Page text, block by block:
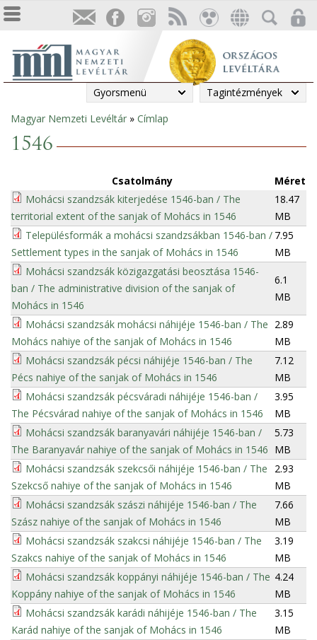
Gyorsmenü Tagintézmények
Jelenlegi
hely
Magyar Nemzeti Levéltár » Címlap
1546
Csatolmány
Méret
Mohácsi szandzsák kiterjedése 1546-ban / The
territorial extent of the sanjak of Mohács in 1546
18.47
MB
Településformák a mohácsi szandzsákban 1546-ban /
Settlement types in the sanjak of Mohács in 1546
7.95
MB
Mohácsi szandzsák közigazgatási beosztása 1546-
ban / The administrative division of the sanjak of
Mohács in 1546
6.1
MB
Mohácsi szandzsák mohácsi náhijéje 1546-ban / The
Mohács nahiye of the sanjak of Mohács in 1546
2.89
MB
Mohácsi szandzsák pécsi náhijéje 1546-ban / The
Pécs nahiye of the sanjak of Mohács in 1546
7.12
MB
Mohácsi szandzsák pécsváradi náhijéje 1546-ban /
The Pécsvárad nahiye of the sanjak of Mohács in 1546
3.95
MB
Mohácsi szandzsák baranyavári náhijéje 1546-ban /
The Baranyavár nahiye of the sanjak of Mohács in 1546
5.73
MB
Mohácsi szandzsák szekcsői náhijéje 1546-ban / The
Szekcső nahiye of the sanjak of Mohács in 1546
2.93
MB
Mohácsi szandzsák szászi náhijéje 1546-ban / The
Szász nahiye of the sanjak of Mohács in 1546
7.66
MB
Mohácsi szandzsák szakcsi náhijéje 1546-ban / The
Szakcs nahiye of the sanjak of Mohács in 1546
3.19
MB
Mohácsi szandzsák koppányi náhijéje 1546-ban / The
Koppány nahiye of the sanjak of Mohács in 1546
4.24
MB
Mohácsi szandzsák karádi náhijéje 1546-ban / The
Karád nahiye of the sanjak of Mohács in 1546
3.15
MB